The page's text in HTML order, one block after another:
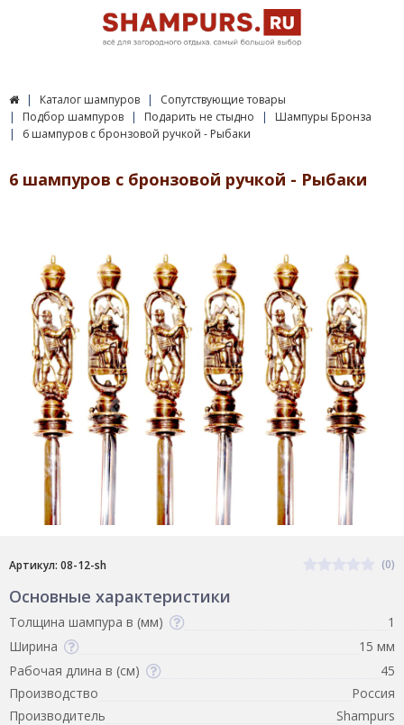
Каталог шампуров
Сопутствующие товары
Подбор шампуров
Подарить не стыдно
Шампуры Бронза
6 шампуров с бронзовой ручкой - Рыбаки
6 шампуров с бронзовой ручкой - Рыбаки
Артикул: 08-12-sh (0)
Основные характеристики
Толщина шампура в (мм)
1
Ширина
15 мм
Рабочая длина в (см)
45
Производство
Россия
Производитель
Shampurs